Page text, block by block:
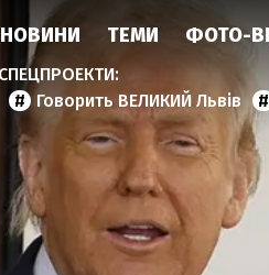
НОВИНИ ТЕМИ ФОТО-
Говорить ВЕЛИКИЙ Львів